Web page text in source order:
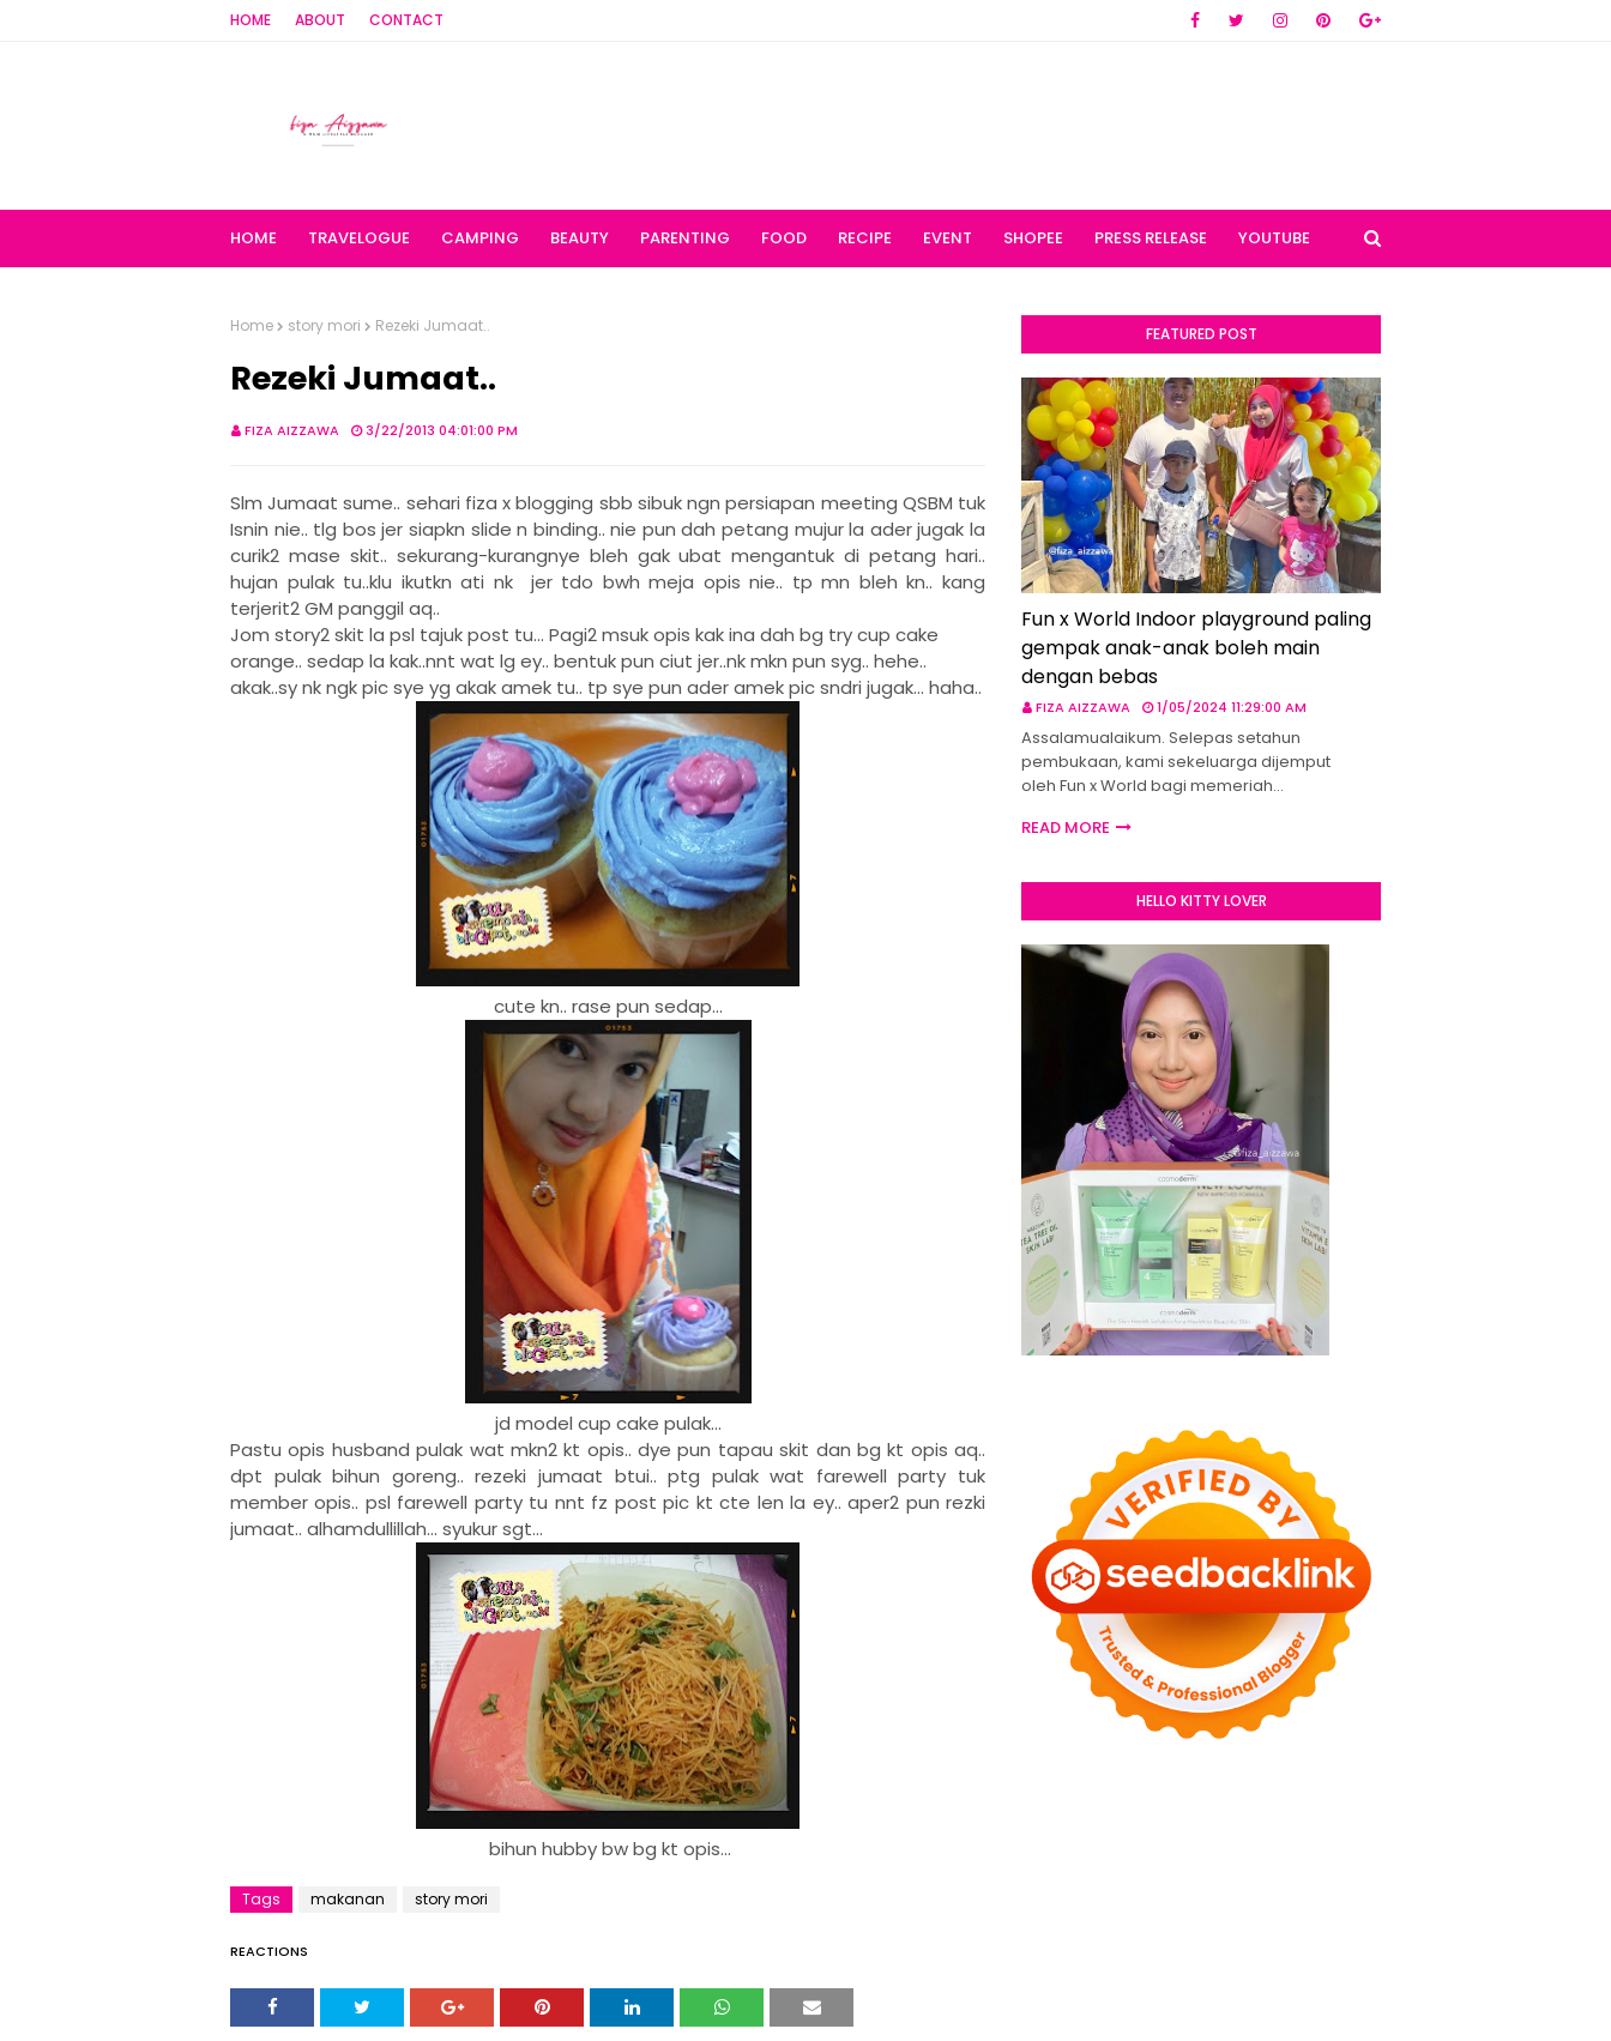
HOME ABOUT CONTACT
HOME TRAVELOGUE CAMPING BEAUTY PARENTING FOOD RECIPE EVENT SHOPEE PRESS RELEASE YOUTUBE
Home story mori Rezeki Jumaat..
Rezeki Jumaat..
FIZA AIZZAWA 3/22/2013 04:01:00 PM
Slm Jumaat sume.. sehari fiza x blogging sbb sibuk ngn persiapan meeting QSBM tuk
Isnin nie.. tlg bos jer siapkn slide n binding.. nie pun dah petang mujur la ader jugak la
curik2 mase skit.. sekurang-kurangnye bleh gak ubat mengantuk di petang hari..
hujan pulak tu..klu ikutkn ati nk jer tdo bwh meja opis nie.. tp mn blehkn.. kang
terjerit2 GM panggil aq..
Jom story2 skit la psl tajuk post tu... Pagi2 msuk opis kak ina dah bg try cup cake
orange.. sedap la kak..nnt wat lg ey.. bentuk pun ciut jer..nk mkn pun syg.. hehe..
akak..sy nk ngk pic sye yg akak amek tu.. tp sye pun ader amek pic sndri jugak... haha..
cute kn.. rase pun sedap...
jd model cup cake pulak...
Pastu opis husband pulak wat mkn2 kt opis.. dye pun tapau skit dan bg kt opis aq..
dpt pulak bihun goreng.. rezeki jumaat btui.. ptg pulak wat farewell party tuk
member opis.. psl farewell party tu nnt fz post pic kt cte len la ey.. aper2 pun rezki
jumaat.. alhamdullillah... syukur sgt...
bihun hubby bw bg kt opis...
Tags makanan story mori
REACTIONS
FEATURED POST
Fun x World Indoor playground paling
gempak anak-anak boleh main
dengan bebas
FIZA AIZZAWA 1/05/2024 11:29:00 AM
Assalamualaikum. Selepas setahun
pembukaan, kami sekeluarga dijemput
oleh Fun x World bagi memeriah…
READ MORE
HELLO KITTY LOVER